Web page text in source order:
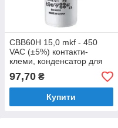
CBB60H 15,0 mkf - 450
VAC (±5%) контакти-
клеми, конденсатор для
пуску і роботи (35*65 mm)
97,70 ₴
Купити